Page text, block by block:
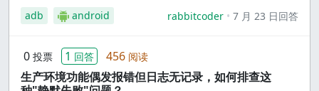
adb android rabbitcoder 7 月 23 日回答
0 投票 1 回答 456 阅读
生产环境功能偶发报错但日志无记录，如何排查这